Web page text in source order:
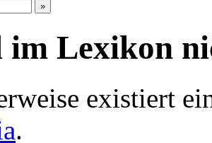
Lexikon
existiert
.